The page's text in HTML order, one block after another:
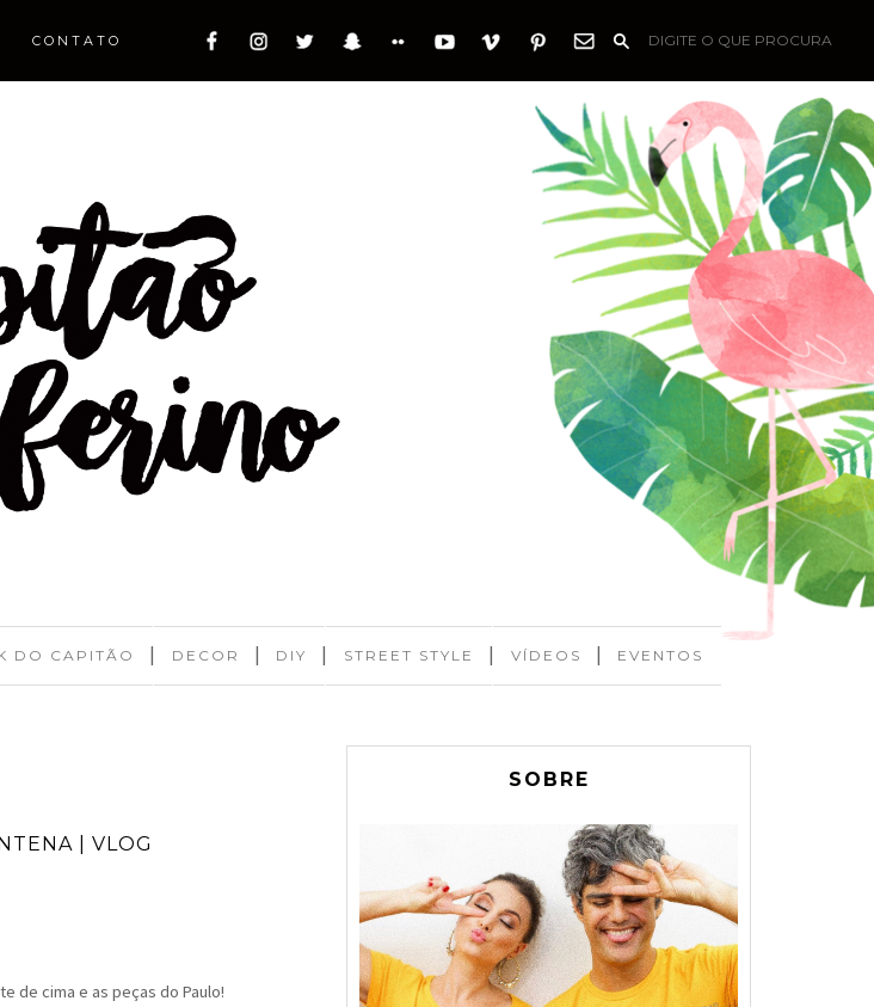
DO CAPITÃO | DECOR | DIY | STREET STYLE | VÍDEOS | EVENTOS
CONTATO
| VLOG
de cima e as peças do Paulo!
SOBRE